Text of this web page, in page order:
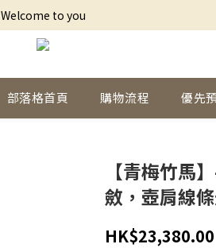
Welcome to you
部落格首頁 購物流程 優先
【青梅竹馬
斂，壺肩線
HK$23,380.00